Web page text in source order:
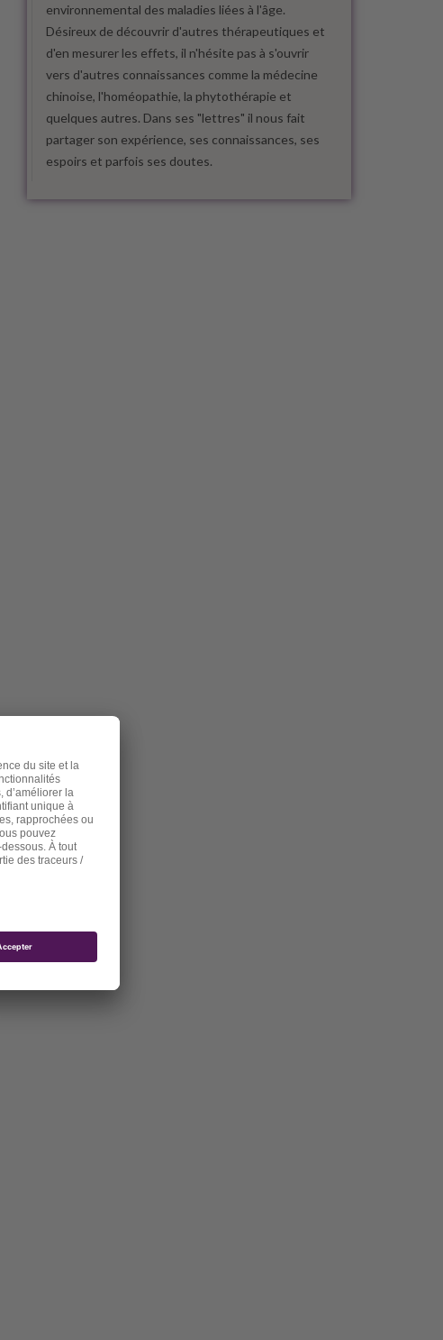
environnemental des maladies liées à l'âge.
Désireux de découvrir d'autres thérapeutiques et
d'en mesurer les effets, il n'hésite pas à s'ouvrir
vers d'autres connaissances comme la médecine
chinoise, l'homéopathie, la phytothérapie et
quelques autres. Dans ses "lettres" il nous fait
partager son expérience, ses connaissances, ses
espoirs et parfois ses doutes.